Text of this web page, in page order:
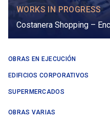
WORKS IN PROGRESS
Costanera Shopping –
OBRAS EN EJECUCIÓN
EDIFICIOS CORPORATIVOS
SUPERMERCADOS
OBRAS VARIAS